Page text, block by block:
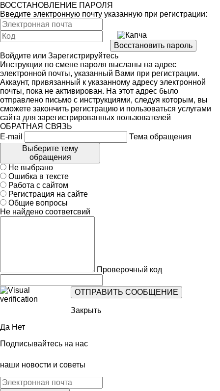
ВОССТАНОВЛЕНИЕ ПАРОЛЯ
Введите электронную почту указанную при регистрации:
Войдите или Зарегистрируйтесь
Инструкции по смене пароля высланы на адрес
электронной почты, указанный Вами при регистрации.
Аккаунт, привязанный к указанному адресу электронной
почты, пока не активирован. На этот адрес было
отправлено письмо с инструкциями, следуя которым, вы
сможете закончить регистрацию и пользоваться услугами
сайта для зарегистрированных пользователей
ОБРАТНАЯ СВЯЗЬ
E-mail
Тема обращения
Выберите тему
обращения
Не выбрано
Ошибка в тексте
Работа с сайтом
Регистрация на сайте
Общие вопросы
Не найдено соответсвий
Проверочный код
Закрыть
Да Нет
Подписывайтесь на нас
наши новости и советы